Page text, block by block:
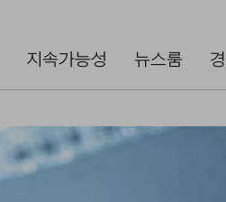
지속가능성 뉴스룸